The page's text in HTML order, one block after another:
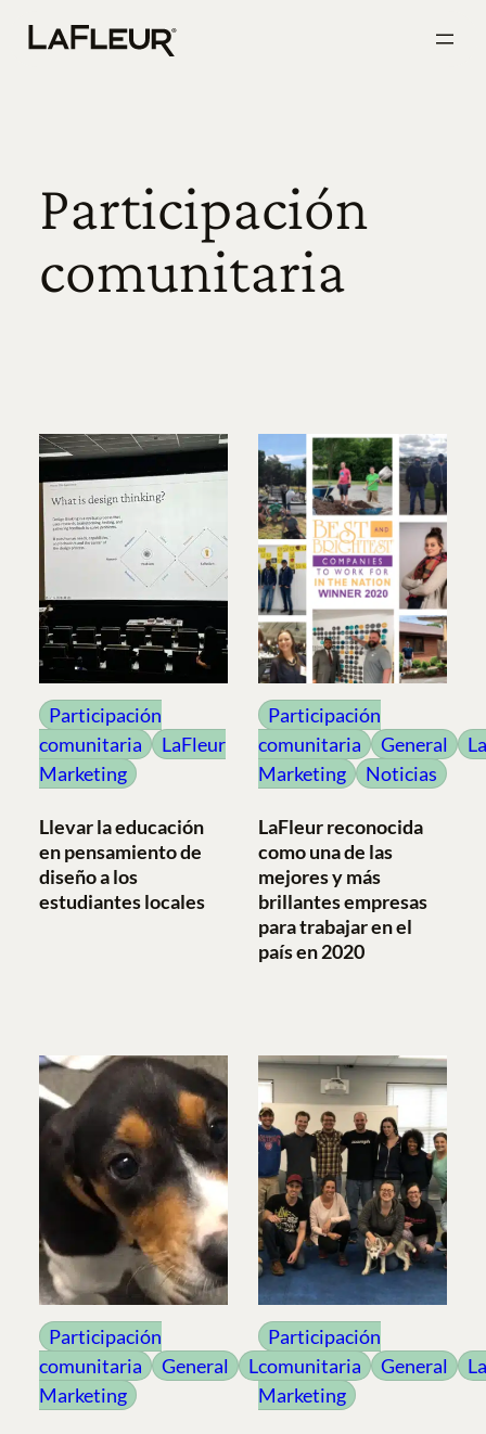
Participación
comunitaria
Participación
comunitaria
LaFleur
Marketing
Llevar la educación
en pensamiento de
diseño a los
estudiantes locales
Participación
comunitaria
General
Marketing
Noticias
LaFleur reconocida
como una de las
mejores y más
brillantes empresas
para trabajar en el
país en 2020
Participación
comunitaria
General
LaFleur
Marketing
Participación
comunitaria
General
Marketing